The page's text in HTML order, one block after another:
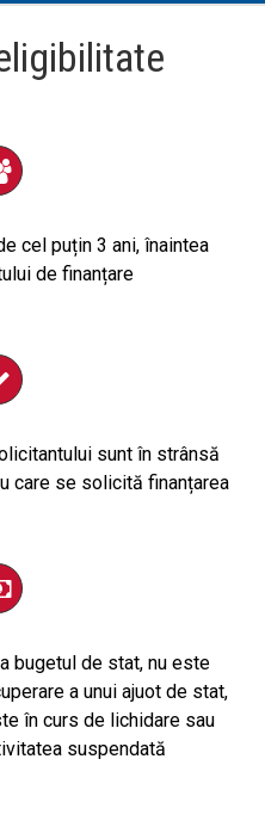
cel puțin 3 ani, înaintea
de finanțare
sunt în strânsă
care se solicită finanțarea
bugetul de stat, nu este
a unui ajuot de stat,
în curs de lichidare sau
suspendată